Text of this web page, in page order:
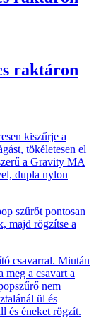
raktáron
kiszűrje a
tökéletesen el
a Gravity MA
dupla nylon
szűrőt pontosan
majd rögzítse a
csavarral. Miután
meg a csavart a
nem
ül és
és éneket rögzít.